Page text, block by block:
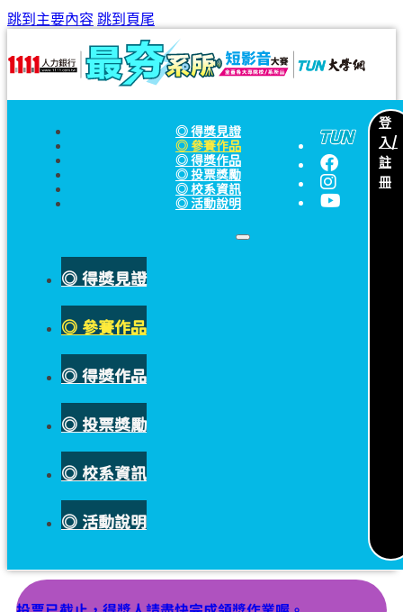
跳到主要內容 跳到頁尾
◎ 得獎見證
◎ 參賽作品
◎ 得獎作品
◎ 投票獎勵
◎ 校系資訊
◎ 活動說明
◎ 得獎見證
◎ 參賽作品
◎ 得獎作品
◎ 投票獎勵
◎ 校系資訊
◎ 活動說明
登
入/
註
冊